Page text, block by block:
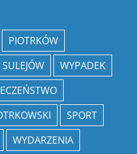
PIOTRKÓW
SULEJÓW
WYPADEK
SPORT
WYDARZENIA